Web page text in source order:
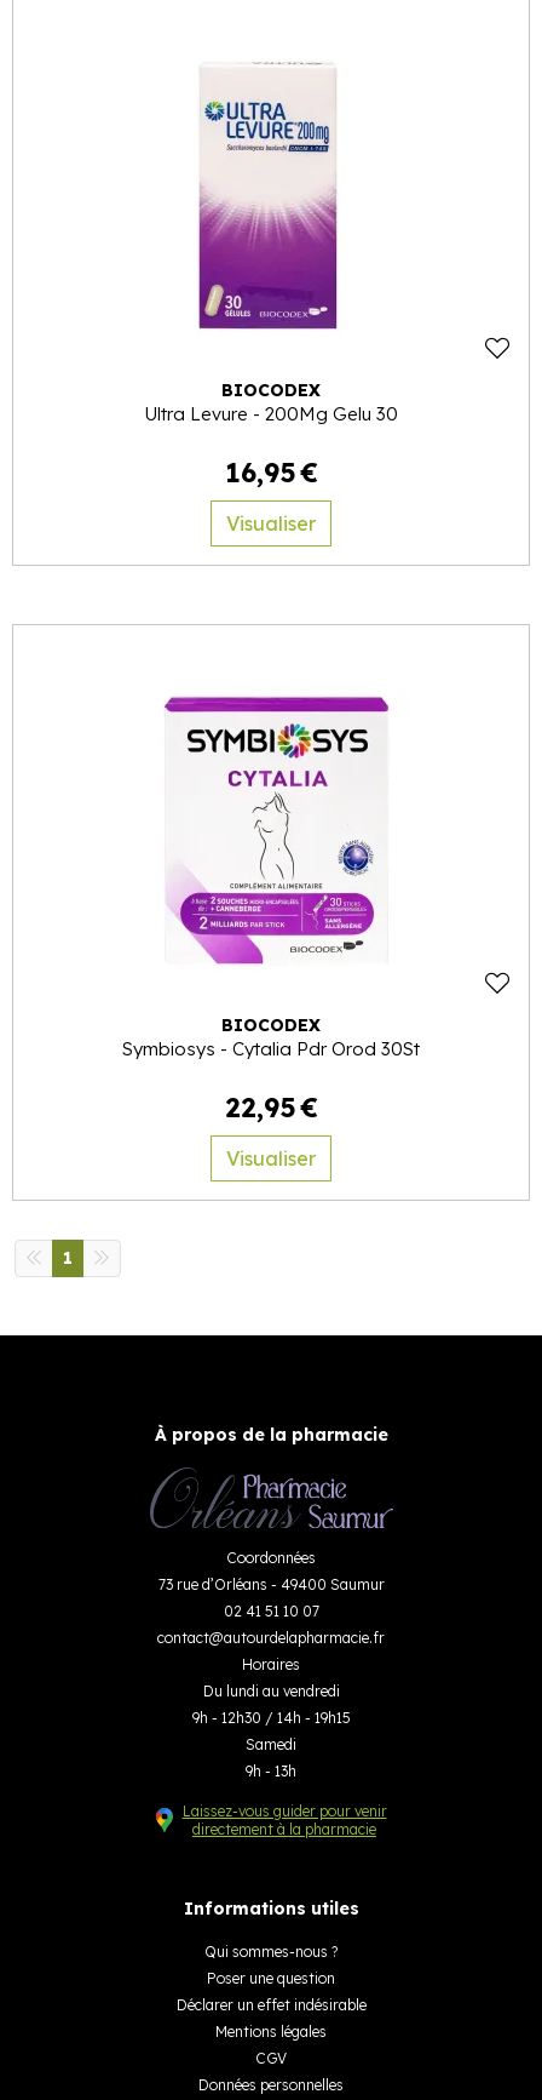
BIOCODEX
Ultra Levure - 200Mg Gelu 30
16,95€
Visualiser
BIOCODEX
Symbiosys - Cytalia Pdr Orod 30St
22,95€
Visualiser
1
À propos de la pharmacie
Coordonnées
73 rue d’Orléans - 49400 Saumur
02 41 51 10 07
contact@autourdelapharmacie.fr
Horaires
Du lundi au vendredi
9h - 12h30 / 14h - 19h15
Samedi
9h - 13h
Laissez-vous guider pour venir
directement à la pharmacie
Informations utiles
Qui sommes-nous ?
Poser une question
Déclarer un effet indésirable
Mentions légales
CGV
Données personnelles